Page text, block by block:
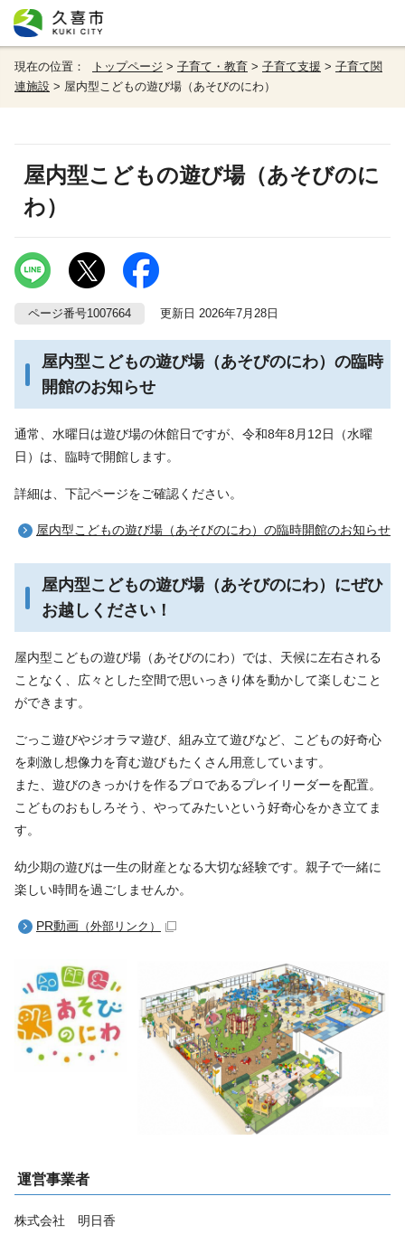
現在の位置： トップページ > 子育て・教育 > 子育て支援 > 子育て関
連施設 > 屋内型こどもの遊び場（あそびのにわ）
屋内型こどもの遊び場（あそびのに
わ）
ページ番号1007664 更新日 2026年7月28日
屋内型こどもの遊び場（あそびのにわ）の臨時
開館のお知らせ
通常、水曜日は遊び場の休館日ですが、令和8年8月12日（水曜
日）は、臨時で開館します。
詳細は、下記ページをご確認ください。
屋内型こどもの遊び場（あそびのにわ）の臨時開館のお知らせ
屋内型こどもの遊び場（あそびのにわ）にぜひ
お越しください！
屋内型こどもの遊び場（あそびのにわ）では、天候に左右される
ことなく、広々とした空間で思いっきり体を動かして楽しむこと
ができます。
ごっこ遊びやジオラマ遊び、組み立て遊びなど、こどもの好奇心
を刺激し想像力を育む遊びもたくさん用意しています。
また、遊びのきっかけを作るプロであるプレイリーダーを配置。
こどものおもしろそう、やってみたいという好奇心をかき立てま
す。
幼少期の遊びは一生の財産となる大切な経験です。親子で一緒に
楽しい時間を過ごしませんか。
PR動画 （外部リンク）
運営事業者
株式会社 明日香